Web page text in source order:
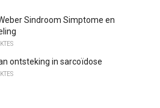
Sindroom Simptome en
ontsteking in sarcoïdose